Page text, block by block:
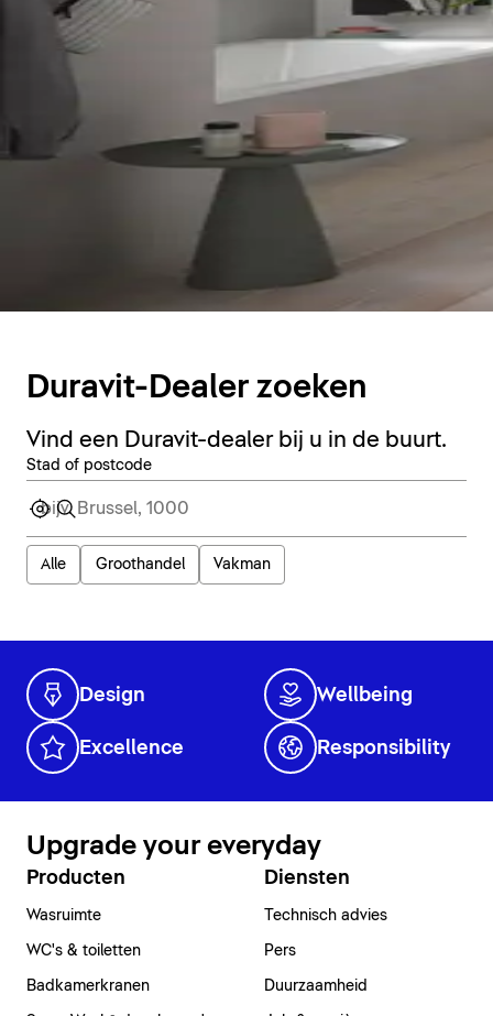
Duravit-Dealer zoeken
Vind een Duravit-dealer bij u in de buurt.
Stad of postcode
Alle Groothandel Vakman
Design Wellbeing
Excellence Responsibility
Upgrade your everyday
Producten
Wasruimte
WC's & toiletten
Badkamerkranen
Diensten
Technisch advies
Pers
Duurzaamheid